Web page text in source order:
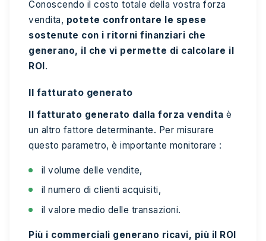
Conoscendo il costo totale della vostra forza
vendita, potete confrontare le spese
sostenute con i ritorni finanziari che
generano, il che vi permette di calcolare il
ROI.
Il fatturato generato
Il fatturato generato dalla forza vendita è
un altro fattore determinante. Per misurare
questo parametro, è importante monitorare :
il volume delle vendite,
il numero di clienti acquisiti,
il valore medio delle transazioni.
Più i commerciali generano ricavi, più il ROI